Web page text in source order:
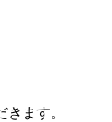
ます。